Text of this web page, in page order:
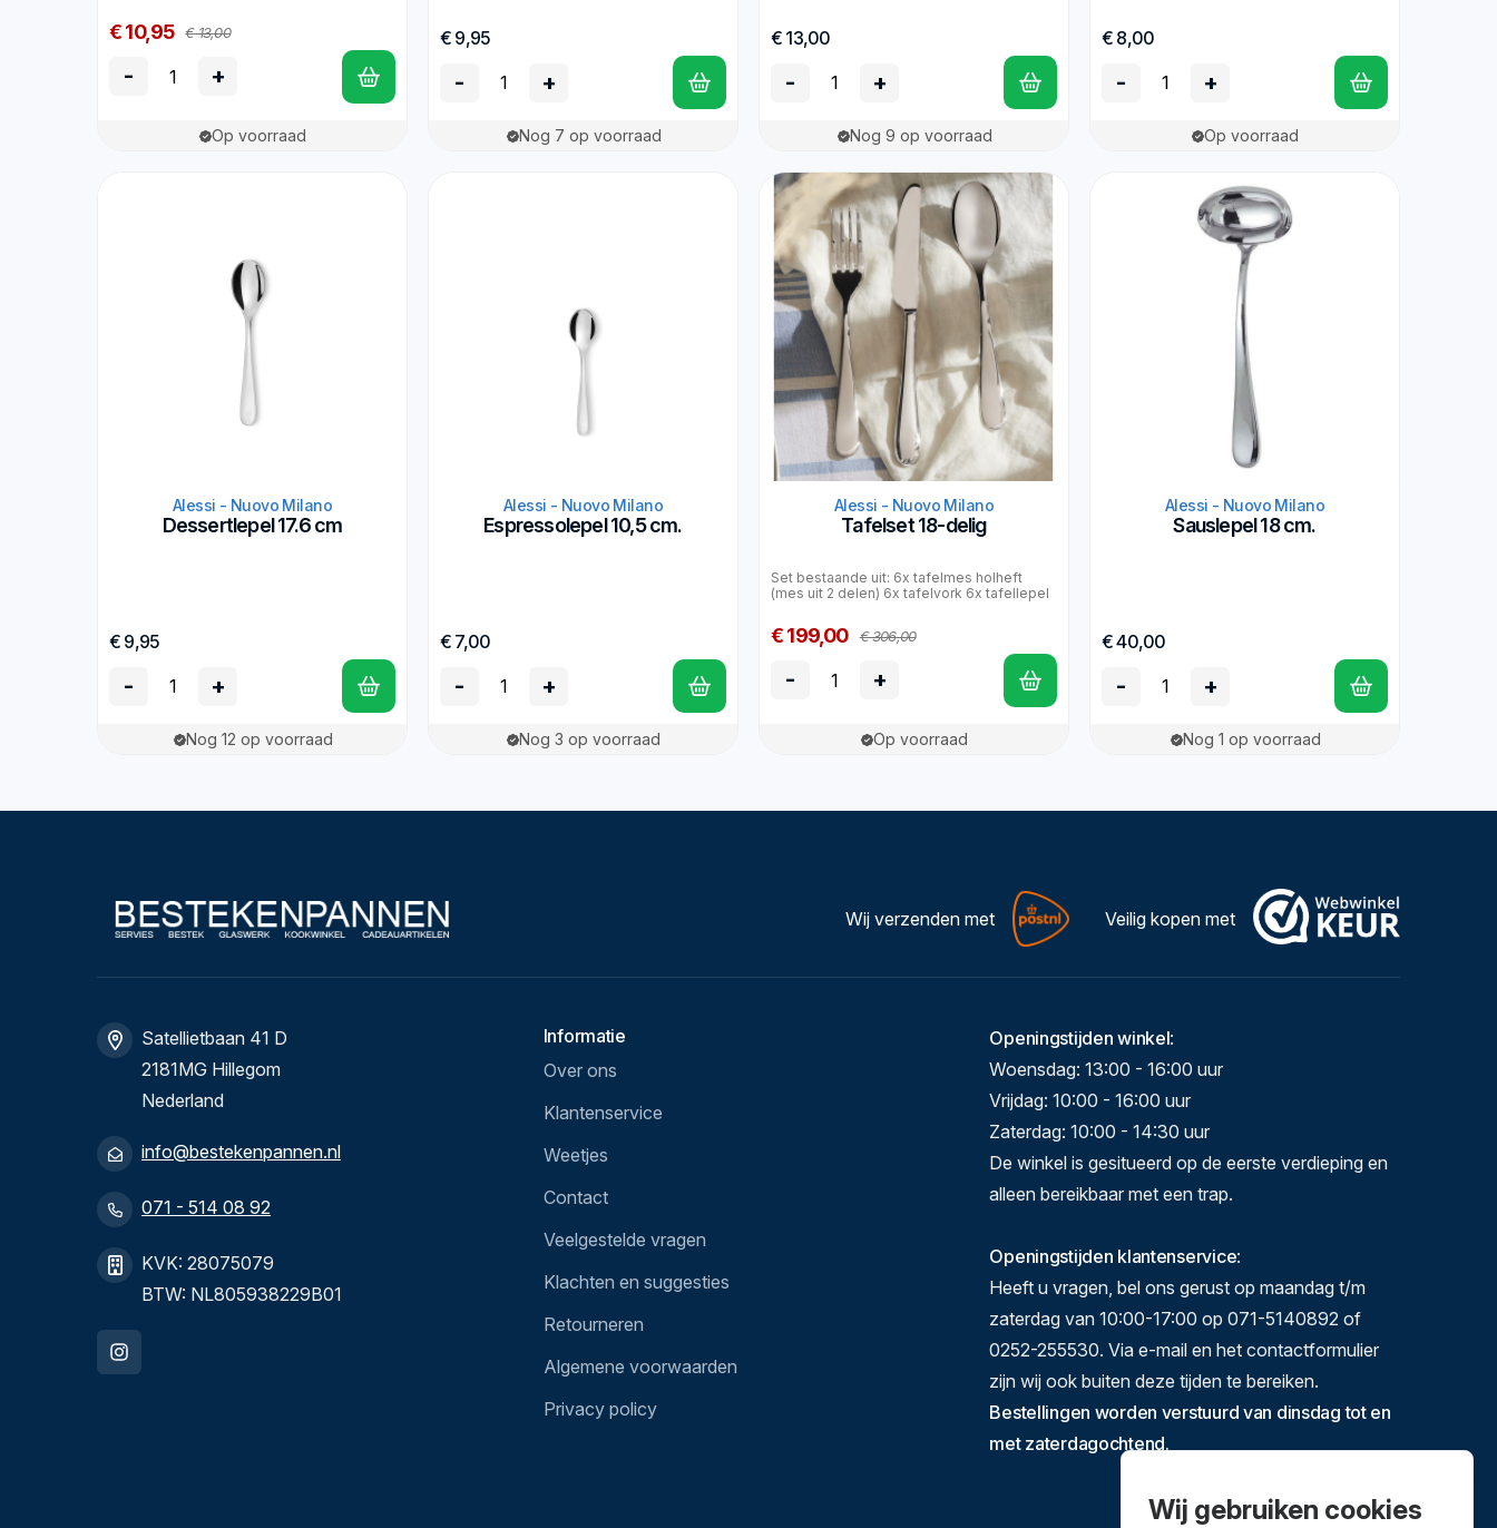
€ 10,95 € 13,00
- +
Op voorraad
€ 9,95
- +
Nog 7 op voorraad
€ 13,00
- +
Nog 9 op voorraad
€ 8,00
- +
Op voorraad
Alessi - Nuovo Milano
Dessertlepel 17.6 cm
€ 9,95
- +
Nog 12 op voorraad
Alessi - Nuovo Milano
Espressolepel 10,5 cm.
€ 7,00
- +
Nog 3 op voorraad
Alessi - Nuovo Milano
Tafelset 18-delig
Set bestaande uit: 6x tafelmes holheft
(mes uit 2 delen) 6x tafelvork 6x tafellepel
€ 199,00 € 306,00
- +
Op voorraad
Alessi - Nuovo Milano
Sauslepel 18 cm.
€ 40,00
- +
Nog 1 op voorraad
Wij verzenden met Veilig kopen met
Satellietbaan 41 D
2181MG Hillegom
Nederland
info@bestekenpannen.nl
071 - 514 08 92
KVK: 28075079
BTW: NL805938229B01
Informatie
Over ons
Klantenservice
Weetjes
Contact
Veelgestelde vragen
Klachten en suggesties
Retourneren
Algemene voorwaarden
Privacy policy
Openingstijden winkel:
Woensdag: 13:00 - 16:00 uur
Vrijdag: 10:00 - 16:00 uur
Zaterdag: 10:00 - 14:30 uur
De winkel is gesitueerd op de eerste verdieping en
alleen bereikbaar met een trap.
Openingstijden klantenservice:
Heeft u vragen, bel ons gerust op maandag t/m
zaterdag van 10:00-17:00 op 071-5140892 of
0252-255530. Via e-mail en het contactformulier
zijn wij ook buiten deze tijden te bereiken.
Bestellingen worden verstuurd van dinsdag tot en
met zaterdagochtend.
Wij gebruiken cookies